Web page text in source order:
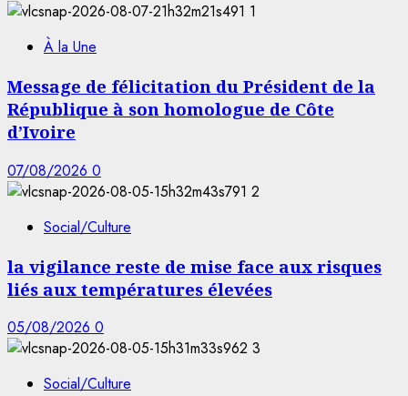
1
À la Une
Message de félicitation du Président de la
République à son homologue de Côte
d’Ivoire
07/08/2026 0
2
Social/Culture
la vigilance reste de mise face aux risques
liés aux températures élevées
05/08/2026 0
3
Social/Culture